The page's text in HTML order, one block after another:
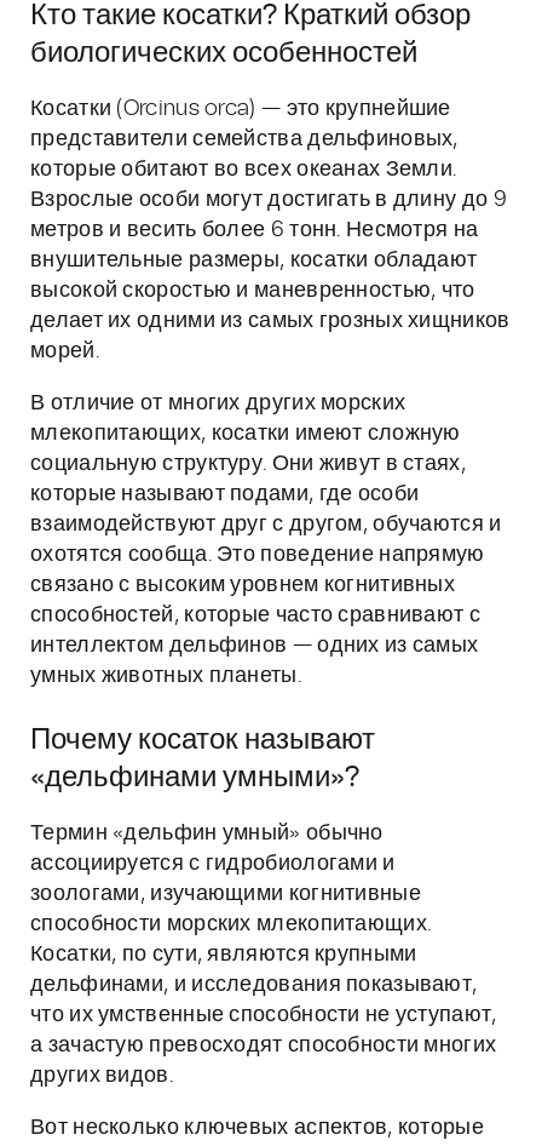
Кто такие косатки? Краткий обзор
биологических особенностей
Косатки (Orcinus orca) — это крупнейшие
представители семейства дельфиновых,
которые обитают во всех океанах Земли.
Взрослые особи могут достигать в длину до 9
метров и весить более 6 тонн. Несмотря на
внушительные размеры, косатки обладают
высокой скоростью и маневренностью, что
делает их одними из самых грозных хищников
морей.
В отличие от многих других морских
млекопитающих, косатки имеют сложную
социальную структуру. Они живут в стаях,
которые называют подами, где особи
взаимодействуют друг с другом, обучаются и
охотятся сообща. Это поведение напрямую
связано с высоким уровнем когнитивных
способностей, которые часто сравнивают с
интеллектом дельфинов — одних из самых
умных животных планеты.
Почему косаток называют
«дельфинами умными»?
Термин «дельфин умный» обычно
ассоциируется с гидробиологами и
зоологами, изучающими когнитивные
способности морских млекопитающих.
Косатки, по сути, являются крупными
дельфинами, и исследования показывают,
что их умственные способности не уступают,
а зачастую превосходят способности многих
других видов.
Вот несколько ключевых аспектов, которые